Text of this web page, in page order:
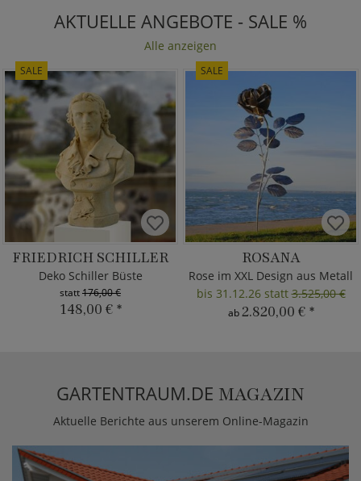
AKTUELLE ANGEBOTE - SALE %
Alle anzeigen
SALE
FRIEDRICH SCHILLER
Deko Schiller Büste
statt176,00 €
148,00 € *
SALE
ROSANA
Rose im XXL Design aus Metall
bis 31.12.26 statt3.525,00 €
ab2.820,00 € *
GARTENTRAUM.DE MAGAZIN
Aktuelle Berichte aus unserem Online-Magazin